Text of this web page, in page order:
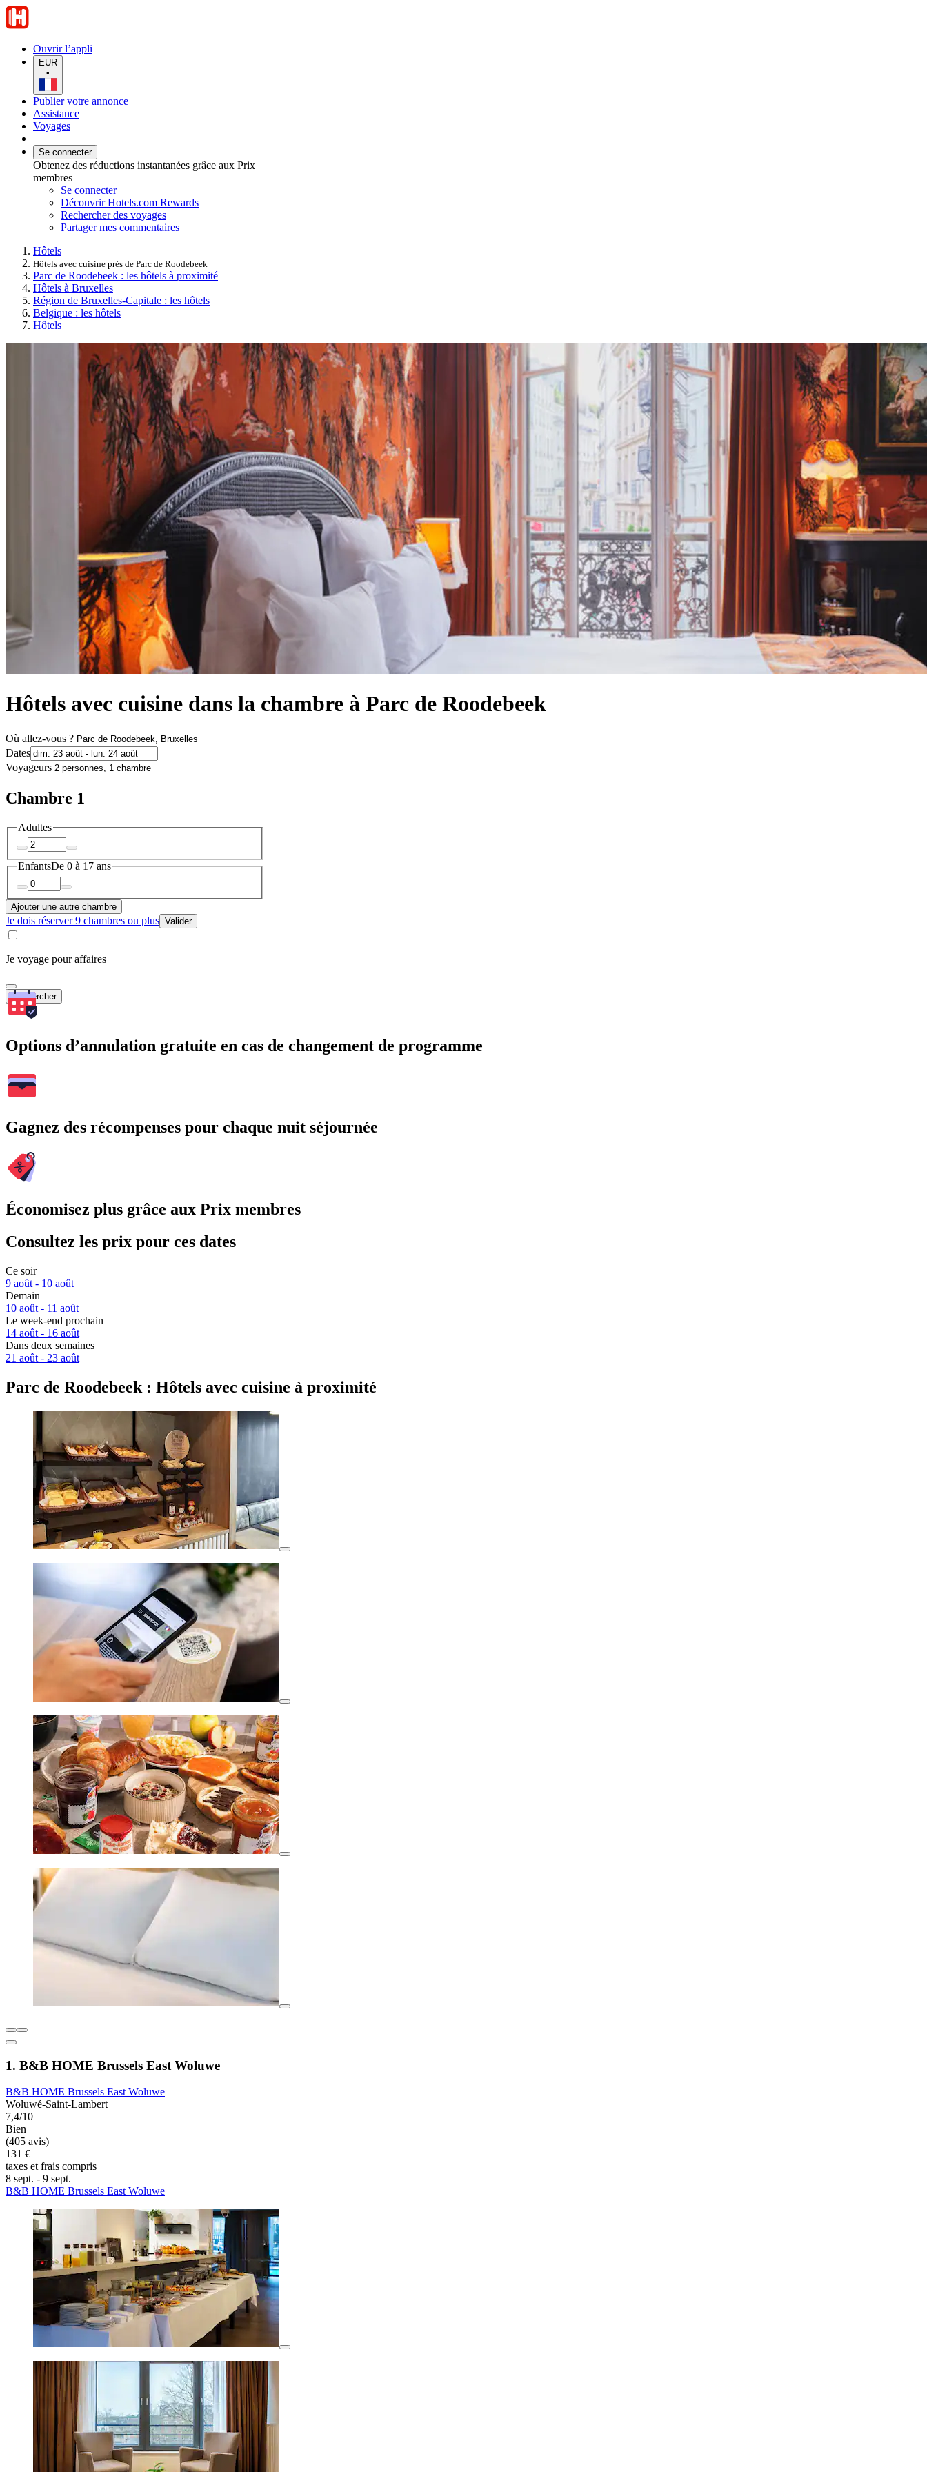
Ouvrir l’appli
EUR
•
Publier votre annonce
Assistance
Voyages
Se connecter
Obtenez des réductions instantanées grâce aux Prix
membres
Se connecter
Découvrir Hotels.com Rewards
Rechercher des voyages
Partager mes commentaires
Hôtels
Hôtels avec cuisine près de Parc de Roodebeek
Parc de Roodebeek : les hôtels à proximité
Hôtels à Bruxelles
Région de Bruxelles-Capitale : les hôtels
Belgique : les hôtels
Hôtels
Hôtels avec cuisine dans la chambre à Parc de Roodebeek
Où allez-vous ?
Dates
Voyageurs
Chambre 1
Adultes
EnfantsDe 0 à 17 ans
Ajouter une autre chambre
Je dois réserver 9 chambres ou plus Valider
Je voyage pour affaires
Rechercher
Options d’annulation gratuite en cas de changement de programme
Gagnez des récompenses pour chaque nuit séjournée
Économisez plus grâce aux Prix membres
Consultez les prix pour ces dates
Ce soir
9 août - 10 août
Demain
10 août - 11 août
Le week-end prochain
14 août - 16 août
Dans deux semaines
21 août - 23 août
Parc de Roodebeek : Hôtels avec cuisine à proximité
1. B&B HOME Brussels East Woluwe
B&B HOME Brussels East Woluwe
Woluwé-Saint-Lambert
7,4/10
Bien
(405 avis)
131 €
taxes et frais compris
8 sept. - 9 sept.
B&B HOME Brussels East Woluwe